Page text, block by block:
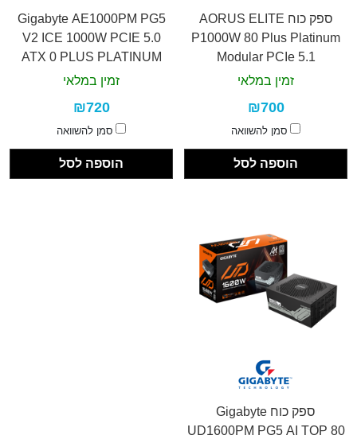
ספק כוח AORUS ELITE
P1000W 80 Plus Platinum
Modular PCIe 5.1
זמין במלאי
₪700
סמן להשוואה
הוספה לסל
Gigabyte AE1000PM PG5
V2 ICE 1000W PCIE 5.0
ATX 0 PLUS PLATINUM
זמין במלאי
₪720
סמן להשוואה
הוספה לסל
ספק כוח Gigabyte
UD1600PM PG5 AI TOP 80